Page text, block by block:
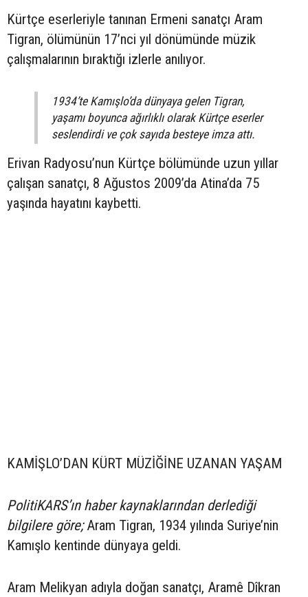
Kürtçe eserleriyle tanınan Ermeni sanatçı Aram
Tigran, ölümünün 17’nci yıl dönümünde müzik
çalışmalarının bıraktığı izlerle anılıyor.
1934’te Kamışlo’da dünyaya gelen Tigran,
yaşamı boyunca ağırlıklı olarak Kürtçe eserler
seslendirdi ve çok sayıda besteye imza attı.
Erivan Radyosu’nun Kürtçe bölümünde uzun yıllar
çalışan sanatçı, 8 Ağustos 2009’da Atina’da 75
yaşında hayatını kaybetti.
KAMİŞLO’DAN KÜRT MÜZİĞİNE UZANAN YAŞAM
PolitiKARS’ın haber kaynaklarından derlediği
bilgilere göre;Aram Tigran, 1934 yılında Suriye’nin
Kamışlo kentinde dünyaya geldi.
Aram Melikyan adıyla doğan sanatçı, Aramê Dîkran